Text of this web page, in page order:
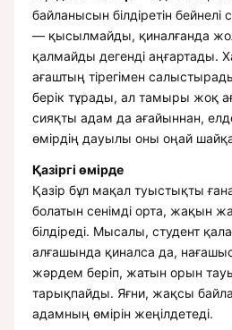
байланысын білдіретін бейнелі
— қысылмайды, қиналғанда
қалмайды дегенді аңғартады.
ағаштың тірегімен
берік тұрады, ал тамыры жоқ
сияқты адам да ағайыннан,
өмірдің дауылы оны оңай
Қазіргі өмірде
Қазір бұл мақал туыстықты
болатын сенімді орта, жақын
білдіреді. Мысалы, студент
алғашында қиналса да,
жәрдем беріп, жатын орын
тарықпайды. Яғни, жақсы
адамның өмірін жеңілдетеді.